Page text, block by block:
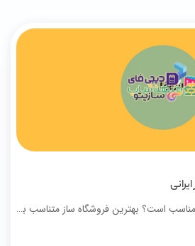
کدام فروشگاه ساز برای من مناسب است؟ بهترین فروشگاه ساز متناسب با کسب و کار کدام است؟ بهترین شرکت ساخت سایت کدام است؟